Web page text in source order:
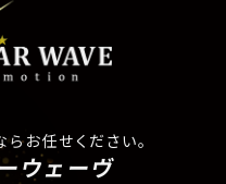
お任せください。
ウェーヴ